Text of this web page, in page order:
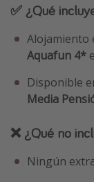
✅ ¿Qué
Alojamiento
Aquafun 4*
Disponible
Media
❌ ¿Qué no
Ningún